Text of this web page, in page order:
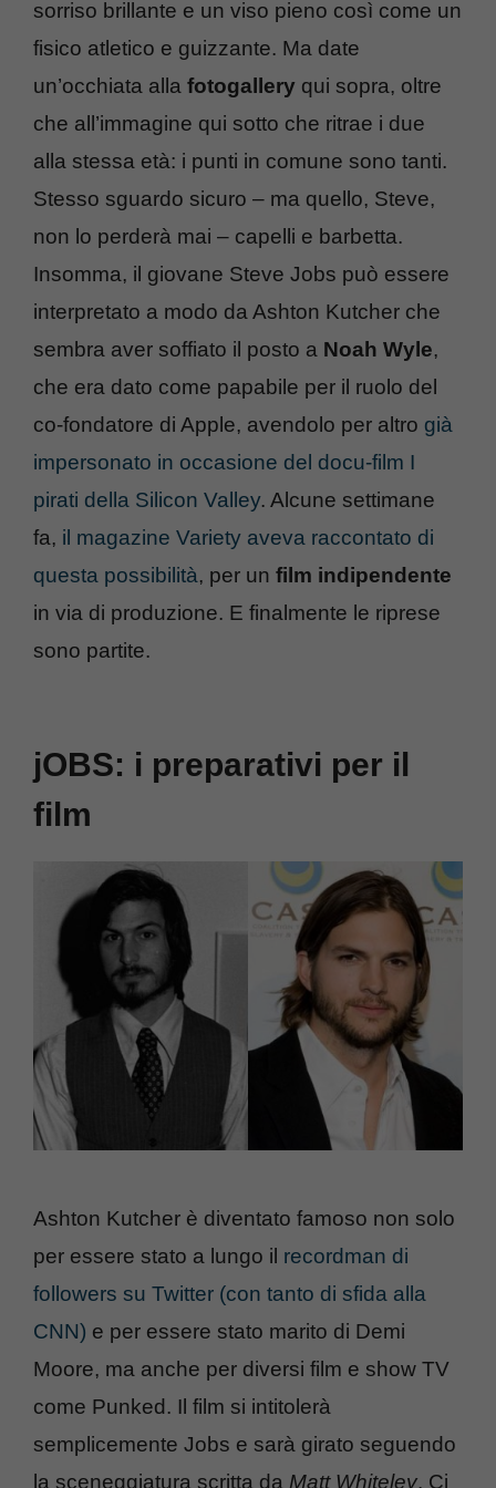
sorriso brillante e un viso pieno così come un
fisico atletico e guizzante. Ma date
un’occhiata alla fotogallery qui sopra, oltre
che all’immagine qui sotto che ritrae i due
alla stessa età: i punti in comune sono tanti.
Stesso sguardo sicuro – ma quello, Steve,
non lo perderà mai – capelli e barbetta.
Insomma, il giovane Steve Jobs può essere
interpretato a modo da Ashton Kutcher che
sembra aver soffiato il posto a Noah Wyle,
che era dato come papabile per il ruolo del
co-fondatore di Apple, avendolo per altro già
impersonato in occasione del docu-film I
pirati della Silicon Valley. Alcune settimane
fa, il magazine Variety aveva raccontato di
questa possibilità, per un film indipendente
in via di produzione. E finalmente le riprese
sono partite.
jOBS: i preparativi per il
film
Ashton Kutcher è diventato famoso non solo
per essere stato a lungo il recordman di
followers su Twitter (con tanto di sfida alla
CNN) e per essere stato marito di Demi
Moore, ma anche per diversi film e show TV
come Punked. Il film si intitolerà
semplicemente Jobs e sarà girato seguendo
la sceneggiatura scritta da Matt Whiteley. Ci